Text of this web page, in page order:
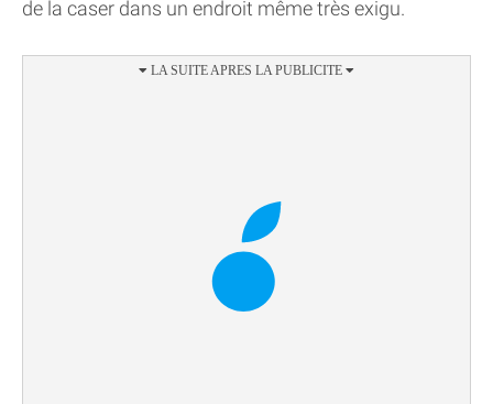
de la caser dans un endroit même très exigu.